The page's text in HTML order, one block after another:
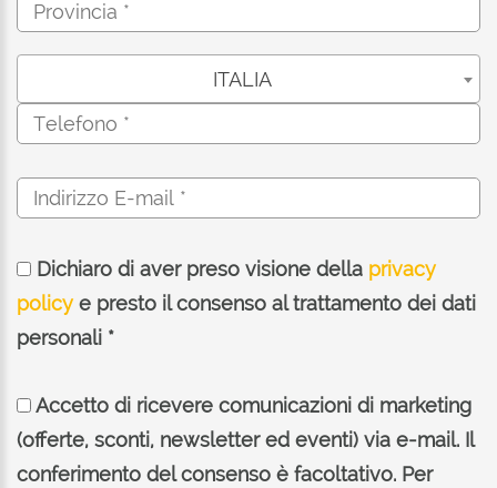
ITALIA
Dichiaro di aver preso visione della privacy
policye presto il consenso al trattamento dei dati
personali *
Accetto di ricevere comunicazioni di marketing
(offerte, sconti, newsletter ed eventi) via e-mail. Il
conferimento del consenso è facoltativo. Per